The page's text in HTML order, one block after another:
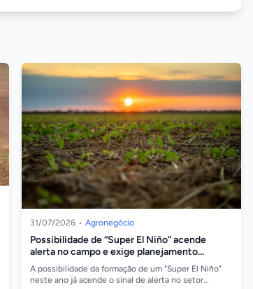
31/07/2026 • Agronegócio
Possibilidade de “Super El Niño” acende
alerta no campo e exige planejamento
antecipado para safra 2026/27
A possibilidade da formação de um "Super El Niño"
neste ano já acende o sinal de alerta no setor